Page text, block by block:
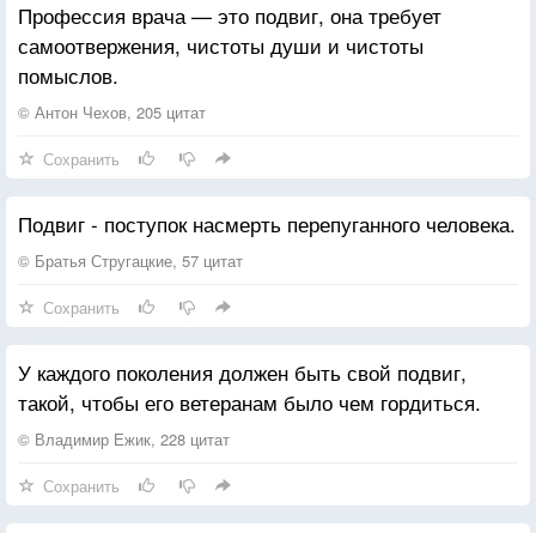
Профессия врача — это подвиг, она требует
самоотвержения, чистоты души и чистоты
помыслов.
© Антон Чехов, 205 цитат
Сохранить
Подвиг - поступок насмерть перепуганного человека.
© Братья Стругацкие, 57 цитат
Сохранить
У каждого поколения должен быть свой подвиг,
такой, чтобы его ветеранам было чем гордиться.
© Владимир Ежик, 228 цитат
Сохранить